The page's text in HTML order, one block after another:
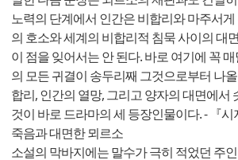
노력의 단계에서 인간은 비합리와 마주서
의 호소와 세계의 비합리적 침묵 사이의 대
이 점을 잊어서는 안 된다. 바로 여기에 꼭
의 모든 귀결이 송두리째 그것으로부터 나
합리, 인간의 열망, 그리고 양자의 대면에서
것이 바로 드라마의 세 등장인물이다. - 『시
죽음과 대면한 뫼르소
소설의 막바지에는 말수가 극히 적었던 주